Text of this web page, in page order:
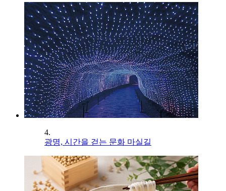
4.
광명, 시간을 걷는 문화 마실길